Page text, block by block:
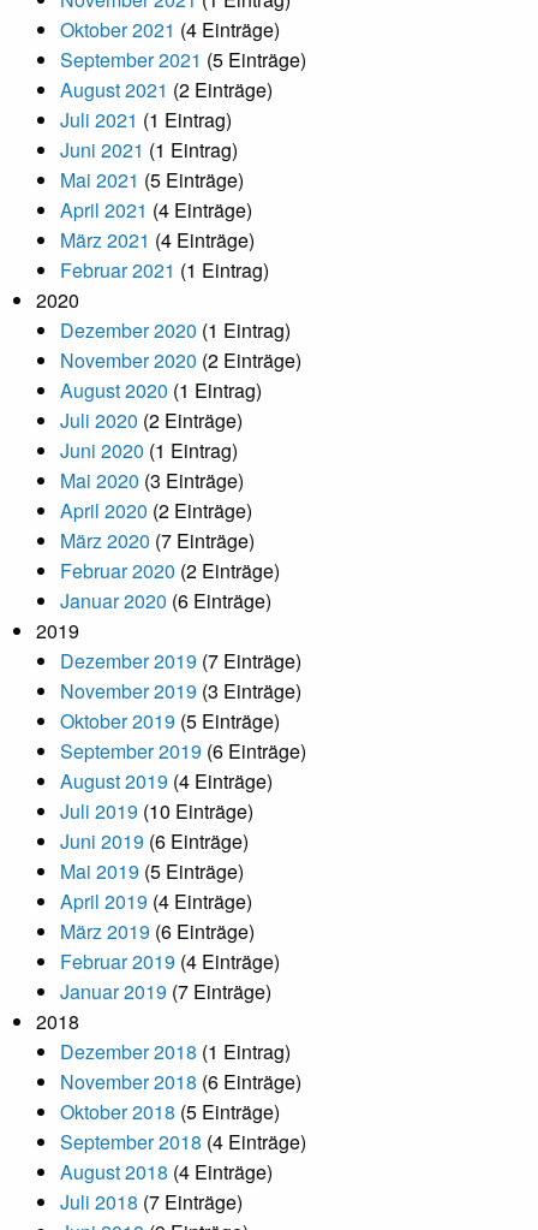
Oktober 2021 (4 Einträge)
September 2021 (5 Einträge)
August 2021 (2 Einträge)
Juli 2021 (1 Eintrag)
Juni 2021 (1 Eintrag)
Mai 2021 (5 Einträge)
April 2021 (4 Einträge)
März 2021 (4 Einträge)
Februar 2021 (1 Eintrag)
2020
Dezember 2020 (1 Eintrag)
November 2020 (2 Einträge)
August 2020 (1 Eintrag)
Juli 2020 (2 Einträge)
Juni 2020 (1 Eintrag)
Mai 2020 (3 Einträge)
April 2020 (2 Einträge)
März 2020 (7 Einträge)
Februar 2020 (2 Einträge)
Januar 2020 (6 Einträge)
2019
Dezember 2019 (7 Einträge)
November 2019 (3 Einträge)
Oktober 2019 (5 Einträge)
September 2019 (6 Einträge)
August 2019 (4 Einträge)
Juli 2019 (10 Einträge)
Juni 2019 (6 Einträge)
Mai 2019 (5 Einträge)
April 2019 (4 Einträge)
März 2019 (6 Einträge)
Februar 2019 (4 Einträge)
Januar 2019 (7 Einträge)
2018
Dezember 2018 (1 Eintrag)
November 2018 (6 Einträge)
Oktober 2018 (5 Einträge)
September 2018 (4 Einträge)
August 2018 (4 Einträge)
Juli 2018 (7 Einträge)